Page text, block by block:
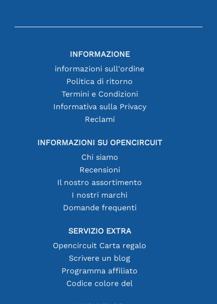
INFORMAZIONE
informazioni sull'ordine
Politica di ritorno
Termini e Condizioni
Informativa sulla Privacy
Reclami
INFORMAZIONI SU OPENCIRCUIT
Chi siamo
Recensioni
Il nostro assortimento
I nostri marchi
Domande frequenti
SERVIZIO EXTRA
Opencircuit Carta regalo
Scrivere un blog
Programma affiliato
Codice colore del